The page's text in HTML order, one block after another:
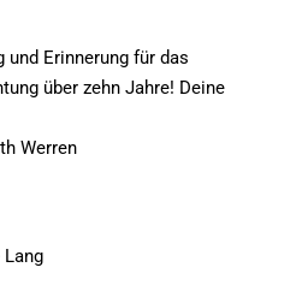
und Erinnerung für das
über zehn Jahre! Deine
Werren